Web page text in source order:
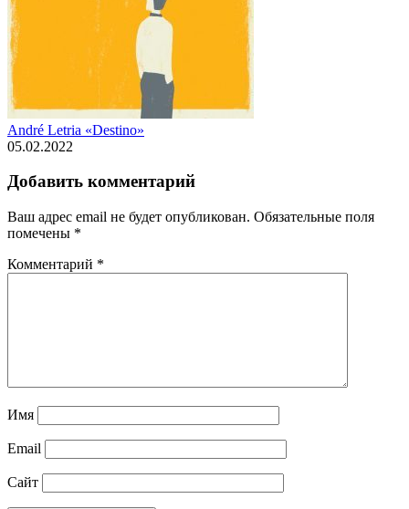
André Letria «Destino»
05.02.2022
Добавить комментарий
Ваш адрес email не будет опубликован. Обязательные поля
помечены *
Комментарий *
Имя
Email
Сайт